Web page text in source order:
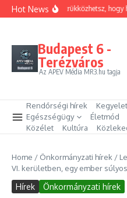
Ugrás a tartalomhoz
Hot NewsHogyan trükközhetsz, hogy
Budapest 6 -
Terézváros
Az APEV Média MR3.hu tagja
Rendőrségi hírek
Egészségügy
Életmód
Közélet
Kultúra
Home / Önkormányzati hírek /
VI. kerületben, egy ember
Hírek Önkormányzati hírek